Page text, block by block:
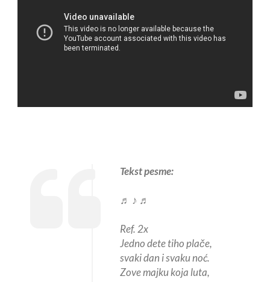
Tekst pesme:
♬ ♪ ♬
Ref. 2x
Jedno dete tiho plače,
svaki dan i svaku noć.
Zove majku koja luta,